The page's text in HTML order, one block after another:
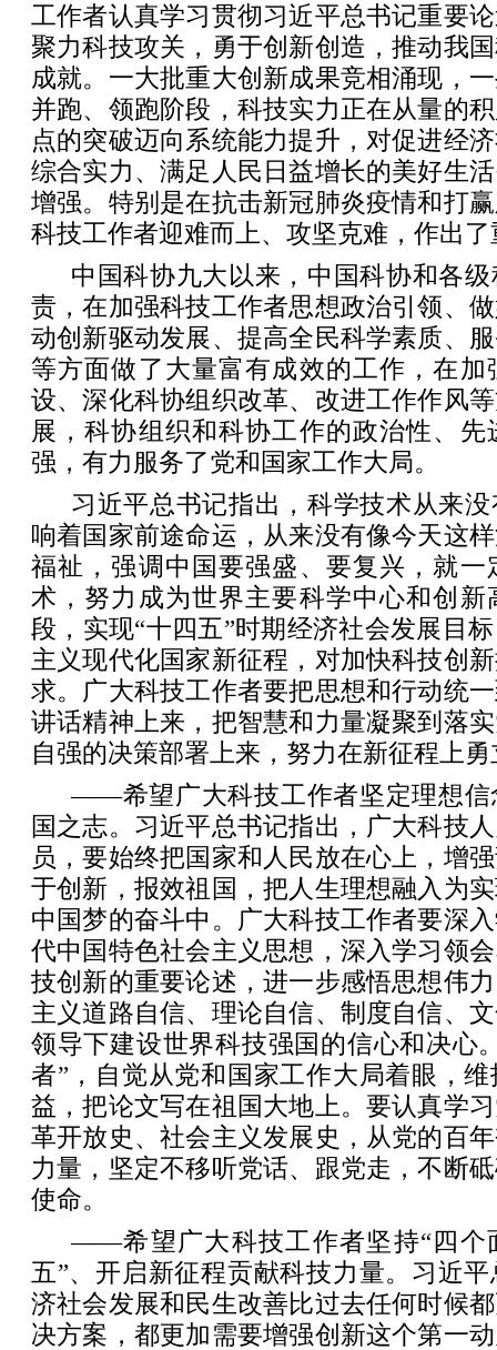
工作者认真学习贯彻习近平总书记重要
聚力科技攻关，勇于创新创造，推动我
成就。一大批重大创新成果竞相涌现，
并跑、领跑阶段，科技实力正在从量的
点的突破迈向系统能力提升，对促进经
综合实力、满足人民日益增长的美好生
增强。特别是在抗击新冠肺炎疫情和打
科技工作者迎难而上、攻坚克难，作出
中国科协九大以来，中国科协和各
责，在加强科技工作者思想政治引领、
动创新驱动发展、提高全民科学素质、
等方面做了大量富有成效的工作，在加
设、深化科协组织改革、改进工作作风
展，科协组织和科协工作的政治性、
强，有力服务了党和国家工作大局。
习近平总书记指出，科学技术从来
响着国家前途命运，从来没有像今天这
福祉，强调中国要强盛、要复兴，就一
术，努力成为世界主要科学中心和创新
段，实现“十四五”时期经济社会发展目
主义现代化国家新征程，对加快科技创
求。广大科技工作者要把思想和行动统
讲话精神上来，把智慧和力量凝聚到落
自强的决策部署上来，努力在新征程上
——希望广大科技工作者坚定理想信
国之志。习近平总书记指出，广大科技
员，要始终把国家和人民放在心上，增
于创新，报效祖国，把人生理想融入为
中国梦的奋斗中。广大科技工作者要深
代中国特色社会主义思想，深入学习领
技创新的重要论述，进一步感悟思想伟
主义道路自信、理论自信、制度自信、
领导下建设世界科技强国的信心和决心
者”，自觉从党和国家工作大局着眼，
益，把论文写在祖国大地上。要认真学
革开放史、社会主义发展史，从党的百
力量，坚定不移听党话、跟党走，不断
使命。
——希望广大科技工作者坚持“四个
五”、开启新征程贡献科技力量。习近
济社会发展和民生改善比过去任何时候
决方案，都更加需要增强创新这个第一